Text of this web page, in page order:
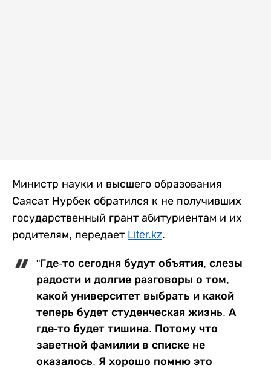
Министр науки и высшего образования
Саясат Нурбек обратился к не получивших
государственный грант абитуриентам и их
родителям, передает Liter.kz.
"Где-то сегодня будут объятия, слезы
радости и долгие разговоры о том,
какой университет выбрать и какой
теперь будет студенческая жизнь. А
где-то будет тишина. Потому что
заветной фамилии в списке не
оказалось. Я хорошо помню это